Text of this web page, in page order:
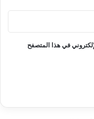
في هذا المتصفح